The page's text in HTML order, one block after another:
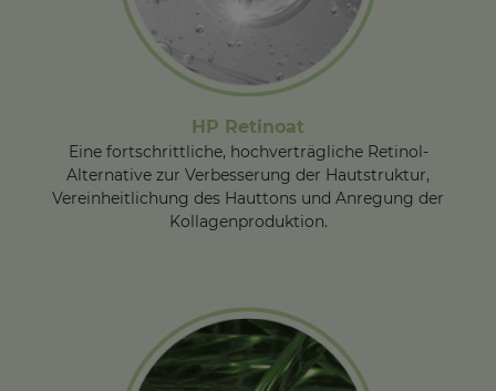
HP Retinoat
Eine fortschrittliche, hochverträgliche Retinol-
Alternative zur Verbesserung der Hautstruktur,
Vereinheitlichung des Hauttons und Anregung der
Kollagenproduktion.